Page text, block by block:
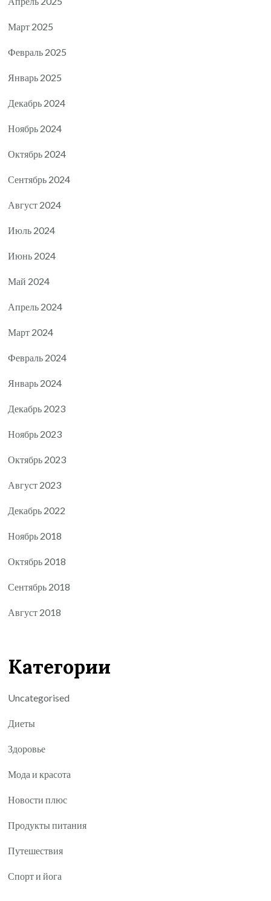
Март 2025
Февраль 2025
Январь 2025
Декабрь 2024
Ноябрь 2024
Октябрь 2024
Сентябрь 2024
Август 2024
Июль 2024
Июнь 2024
Май 2024
Апрель 2024
Март 2024
Февраль 2024
Январь 2024
Декабрь 2023
Ноябрь 2023
Октябрь 2023
Август 2023
Декабрь 2022
Ноябрь 2018
Октябрь 2018
Сентябрь 2018
Август 2018
Категории
Uncategorised
Диеты
Здоровье
Мода и красота
Новости плюс
Продукты питания
Путешествия
Спорт и йога